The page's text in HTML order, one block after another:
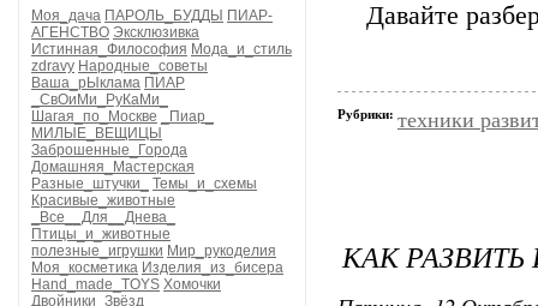
Моя_дача ПАРОЛЬ_БУДДЫ ПИАР-
АГЕНСТВО Эксклюзивка
Истинная_Философия Мода_и_стиль
zdravy Народные_советы
Ваша_рЫклама ПИАР
_СвОиМи_РуКаМи_
Шагая_по_Москве
_Пиар_
МИЛЫЕ_ВЕЩИЦЫ
Заброшенные_Города
Домашняя_Мастерская
Разные_штучки_
Темы_и_схемы
Красивые_животные
_Все__Для__Днева_
Птицы_и_животные
полезные_игрушки Мир_рукоделия
Моя_косметика Изделия_из_бисера
Hand_made_TOYS Хомочки
Двойники_Звёзд
Давайте
Рубрики: техники
КАК